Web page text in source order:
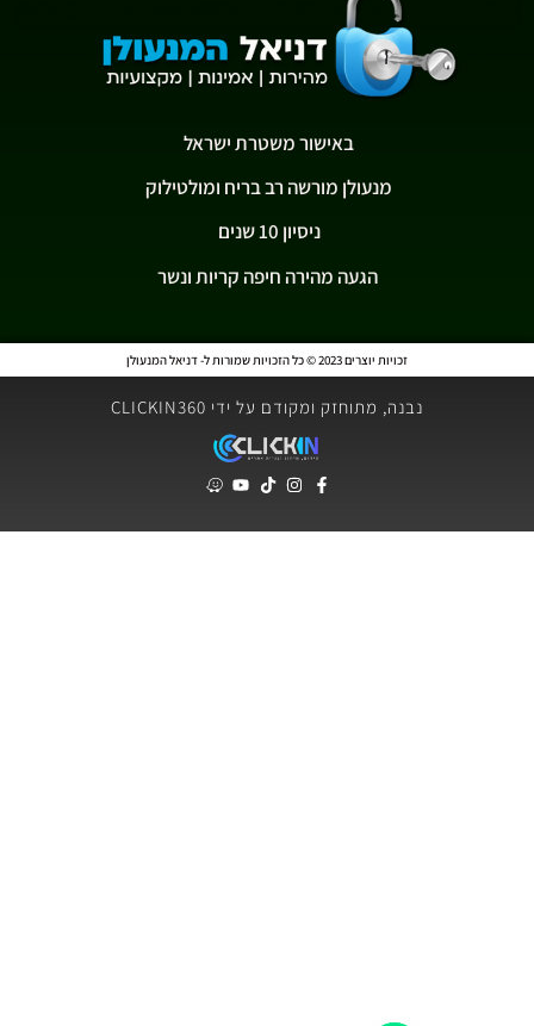
באישור משטרת ישראל
מנעולן מורשה רב בריח ומולטילוק
הגעה מהירה חיפה קריות ונשר
נבנה, מתוחזק ומקודם על ידי CLICKIN360